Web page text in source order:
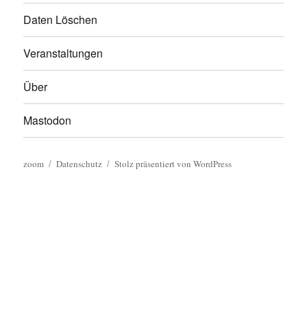
Daten Löschen
Veranstaltungen
Über
Mastodon
zoom Datenschutz Stolz präsentiert von WordPress